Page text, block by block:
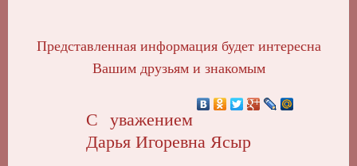
Представленная информация будет интересна
Вашим друзьям и знакомым
С уважением
Дарья Игоревна Ясыр